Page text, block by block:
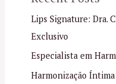
Lips Signature: Dra.
Exclusivo
Especialista em
Harmonização